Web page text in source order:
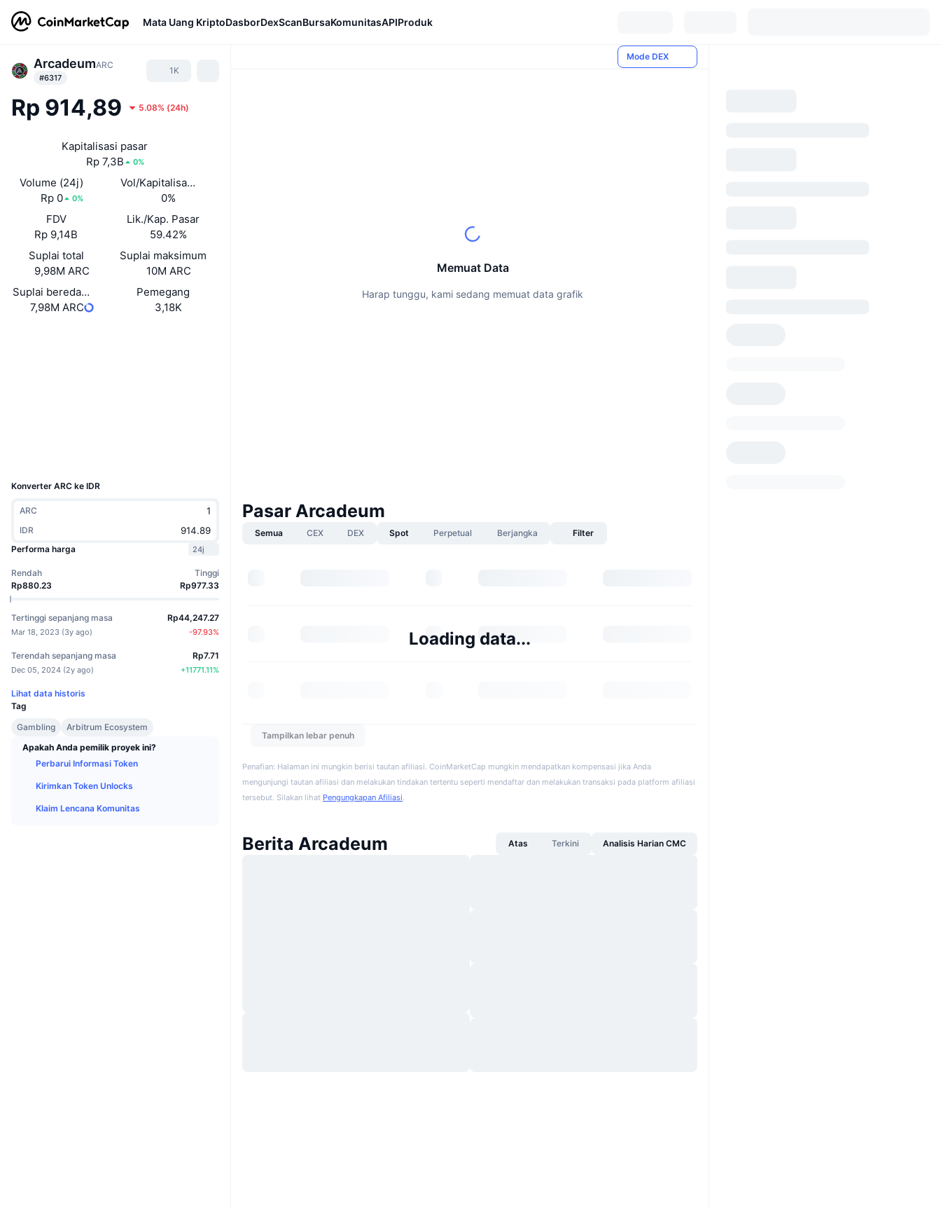
Mata Uang KriptoDasborDexScanBursaKomunitasAPIProduk
ArcadeumARC
#6317
1K
Rp 914,89 5.08% (24h)
Kapitalisasi pasar
Rp 7,3B
0%
Volume (24j)
Rp 0
0%
Vol/Kapitalisasi Pasar (24J)
0%
FDV
Rp 9,14B
Lik./Kap. Pasar
59.42%
Suplai total
9,98M ARC
Suplai maksimum
10M ARC
Suplai beredar yang dilaporkan sendiri
7,98M ARC
Pemegang
3,18K
Konverter ARC ke IDR
ARC
IDR
Performa harga
24j
Rendah
Rp880.23
Tinggi
Rp977.33
Tertinggi sepanjang masa
Mar 18, 2023 (3y ago)
Rp44,247.27
-97.93%
Terendah sepanjang masa
Dec 05, 2024 (2y ago)
Rp7.71
+11771.11%
Lihat data historis
Tag
Gambling
Arbitrum Ecosystem
Apakah Anda pemilik proyek ini?
Perbarui Informasi Token
Kirimkan Token Unlocks
Klaim Lencana Komunitas
Mode DEX
Memuat Data
Harap tunggu, kami sedang memuat data grafik
Pasar Arcadeum
Semua CEX DEX Spot Perpetual Berjangka Filter
Loading data...
Tampilkan lebar penuh
Penafian: Halaman ini mungkin berisi tautan afiliasi. CoinMarketCap mungkin mendapatkan kompensasi jika Anda
mengunjungi tautan afiliasi dan melakukan tindakan tertentu seperti mendaftar dan melakukan transaksi pada platform afiliasi
tersebut. Silakan lihat Pengungkapan Afiliasi.
Berita Arcadeum Atas Terkini Analisis Harian CMC